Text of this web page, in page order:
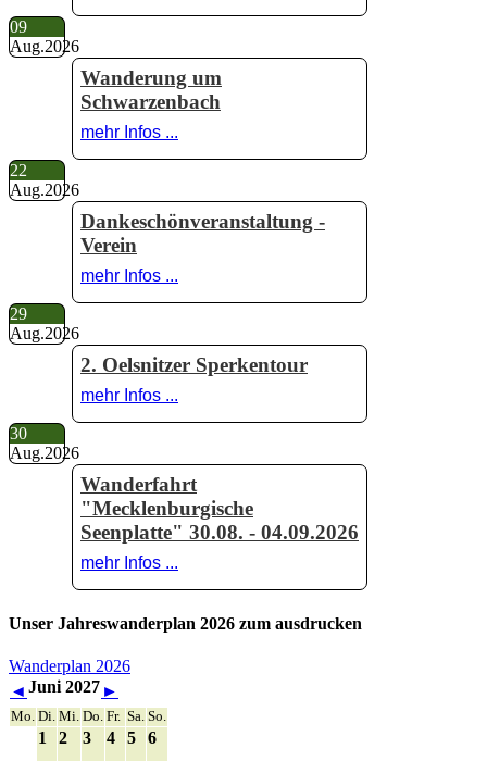
09
Aug.2026
Wanderung um
Schwarzenbach
mehr Infos ...
22
Aug.2026
Dankeschönveranstaltung -
Verein
mehr Infos ...
29
Aug.2026
2. Oelsnitzer Sperkentour
mehr Infos ...
30
Aug.2026
Wanderfahrt
"Mecklenburgische
Seenplatte" 30.08. - 04.09.2026
mehr Infos ...
Unser Jahreswanderplan 2026 zum ausdrucken
Wanderplan 2026
◄ Juni 2027 ►
Mo. Di. Mi. Do. Fr. Sa. So.
1 2 3 4 5 6